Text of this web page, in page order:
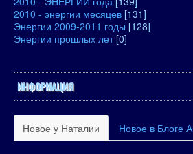
2010 - энергии месяцев [131]
Энергии 2009-2011 годы [128]
Энергии прошлых лет [0]
ИНФОРМАЦИЯ
Новое у Наталии Новое в Блоге